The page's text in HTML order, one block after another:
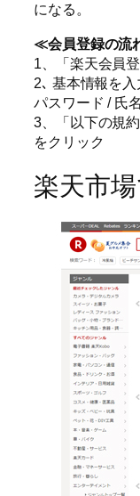
になる。
≪会員登録の流
1、「楽天会員
2､ 基本情報を
パスワード / 氏
3、「以下の規
をクリック
楽天市場